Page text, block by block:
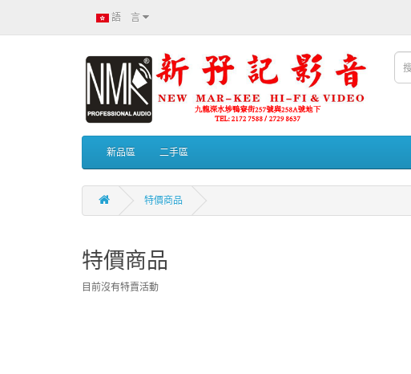
語 言
新品區 二手區
特價商品
特價商品
目前沒有特賣活動